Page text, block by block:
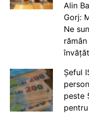
Alin
Gorj:
Ne
Șeful
peste